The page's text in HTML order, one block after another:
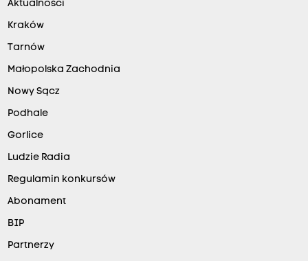
Aktualności
Kraków
Tarnów
Małopolska Zachodnia
Nowy Sącz
Podhale
Gorlice
Ludzie Radia
Regulamin konkursów
Abonament
BIP
Partnerzy